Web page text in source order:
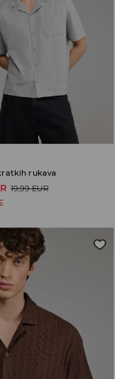
rukava
19,99 EUR